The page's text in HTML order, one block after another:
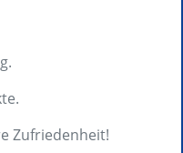
Zufriedenheit!